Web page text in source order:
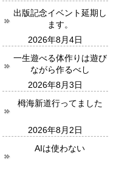
出版記念イベント延期し
ます。
2026年8月4日
一生遊べる体作りは遊び
ながら作るべし
2026年8月3日
栂海新道行ってました
2026年8月2日
AIは使わない